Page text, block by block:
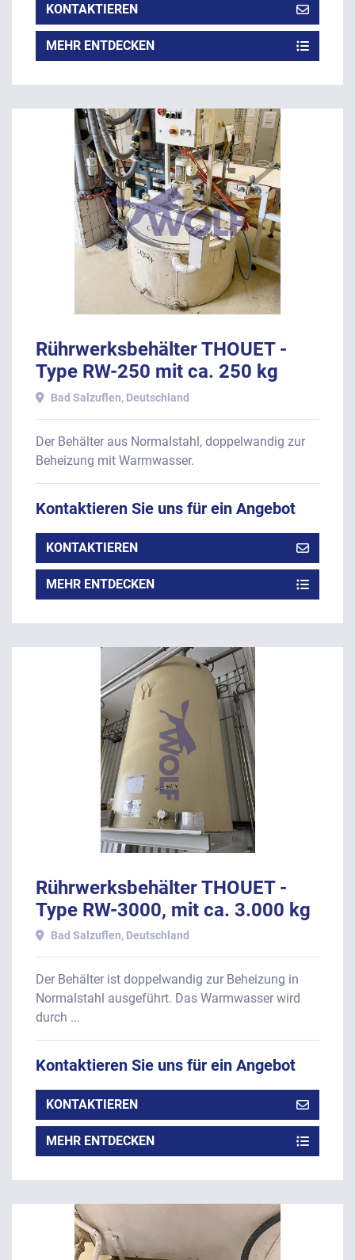
KONTAKTIEREN
MEHR ENTDECKEN
Rührwerksbehälter THOUET -
Type RW-250 mit ca. 250 kg
Inhalt, Baujahr 1985.
Bad Salzuflen, Deutschland
Der Behälter aus Normalstahl, doppelwandig zur
Beheizung mit Warmwasser.
Kontaktieren Sie uns für ein Angebot
KONTAKTIEREN
MEHR ENTDECKEN
Rührwerksbehälter THOUET -
Type RW-3000, mit ca. 3.000 kg
Inhalt.
Bad Salzuflen, Deutschland
Der Behälter ist doppelwandig zur Beheizung in
Normalstahl ausgeführt. Das Warmwasser wird
durch ...
Kontaktieren Sie uns für ein Angebot
KONTAKTIEREN
MEHR ENTDECKEN